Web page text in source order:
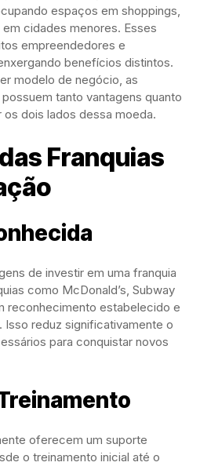
espaços em shoppings,
cidades menores. Esses
empreendedores e
benefícios distintos.
modelo de negócio, as
tanto vantagens quanto
dois lados dessa moeda.
Franquias
de investir em uma franquia
como McDonald’s, Subway
reconhecimento estabelecido e
reduz significativamente o
para conquistar novos
oferecem um suporte
o treinamento inicial até o